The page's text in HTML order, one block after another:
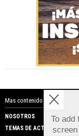
Mas contenido de Costa
NOSOTROS
TEMAS DE ACTUALIDAD
To add